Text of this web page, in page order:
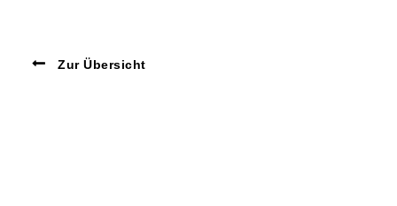
Zur Übersicht